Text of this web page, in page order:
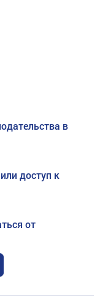
в
доступ к
от